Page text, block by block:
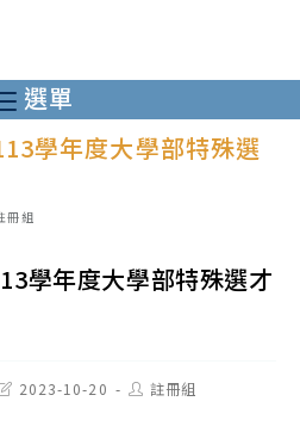
選單
學年度大學部特殊選
冊組
學年度大學部特殊選才
2023-10-20
Post註冊組